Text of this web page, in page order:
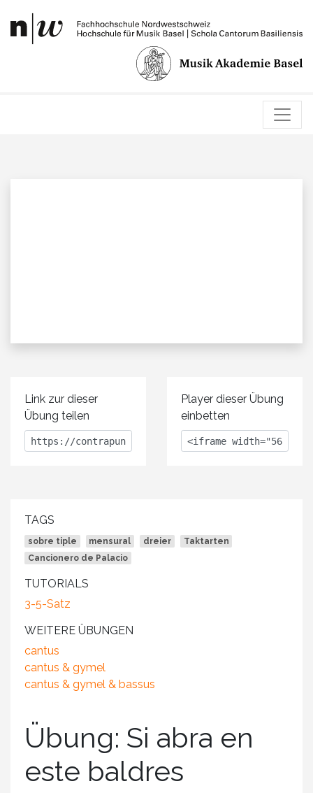
Link zur dieser
Übung teilen
Player dieser Übung
einbetten
Übung: Si abra en
este baldres
TAGS
sobre tiple mensural dreier
Taktarten
Cancionero de Palacio
TUTORIALS
3-5-Satz
WEITERE ÜBUNGEN
cantus
cantus & gymel
cantus & gymel & bassus